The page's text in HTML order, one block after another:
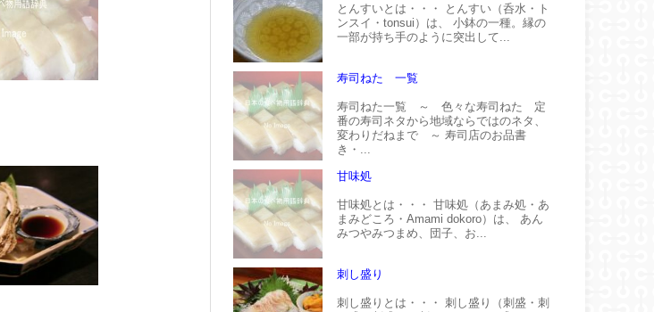
とんすいとは・・・ とんすい（呑水・ト
ンスイ・tonsui）は、 小鉢の一種。縁の
一部が持ち手のように突出して...
寿司ねた 一覧
寿司ねた一覧 ～ 色々な寿司ねた 定
番の寿司ネタから地域ならではのネタ、
変わりだねまで ～ 寿司店のお品書
き・...
甘味処
甘味処とは・・・ 甘味処（あまみ処・あ
まみどころ・Amami dokoro）は、 あん
みつやみつまめ、団子、お...
刺し盛り
刺し盛りとは・・・ 刺し盛り（刺盛・刺